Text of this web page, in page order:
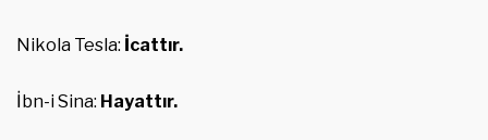
Nikola Tesla: İcattır.
İbn-i Sina: Hayattır.